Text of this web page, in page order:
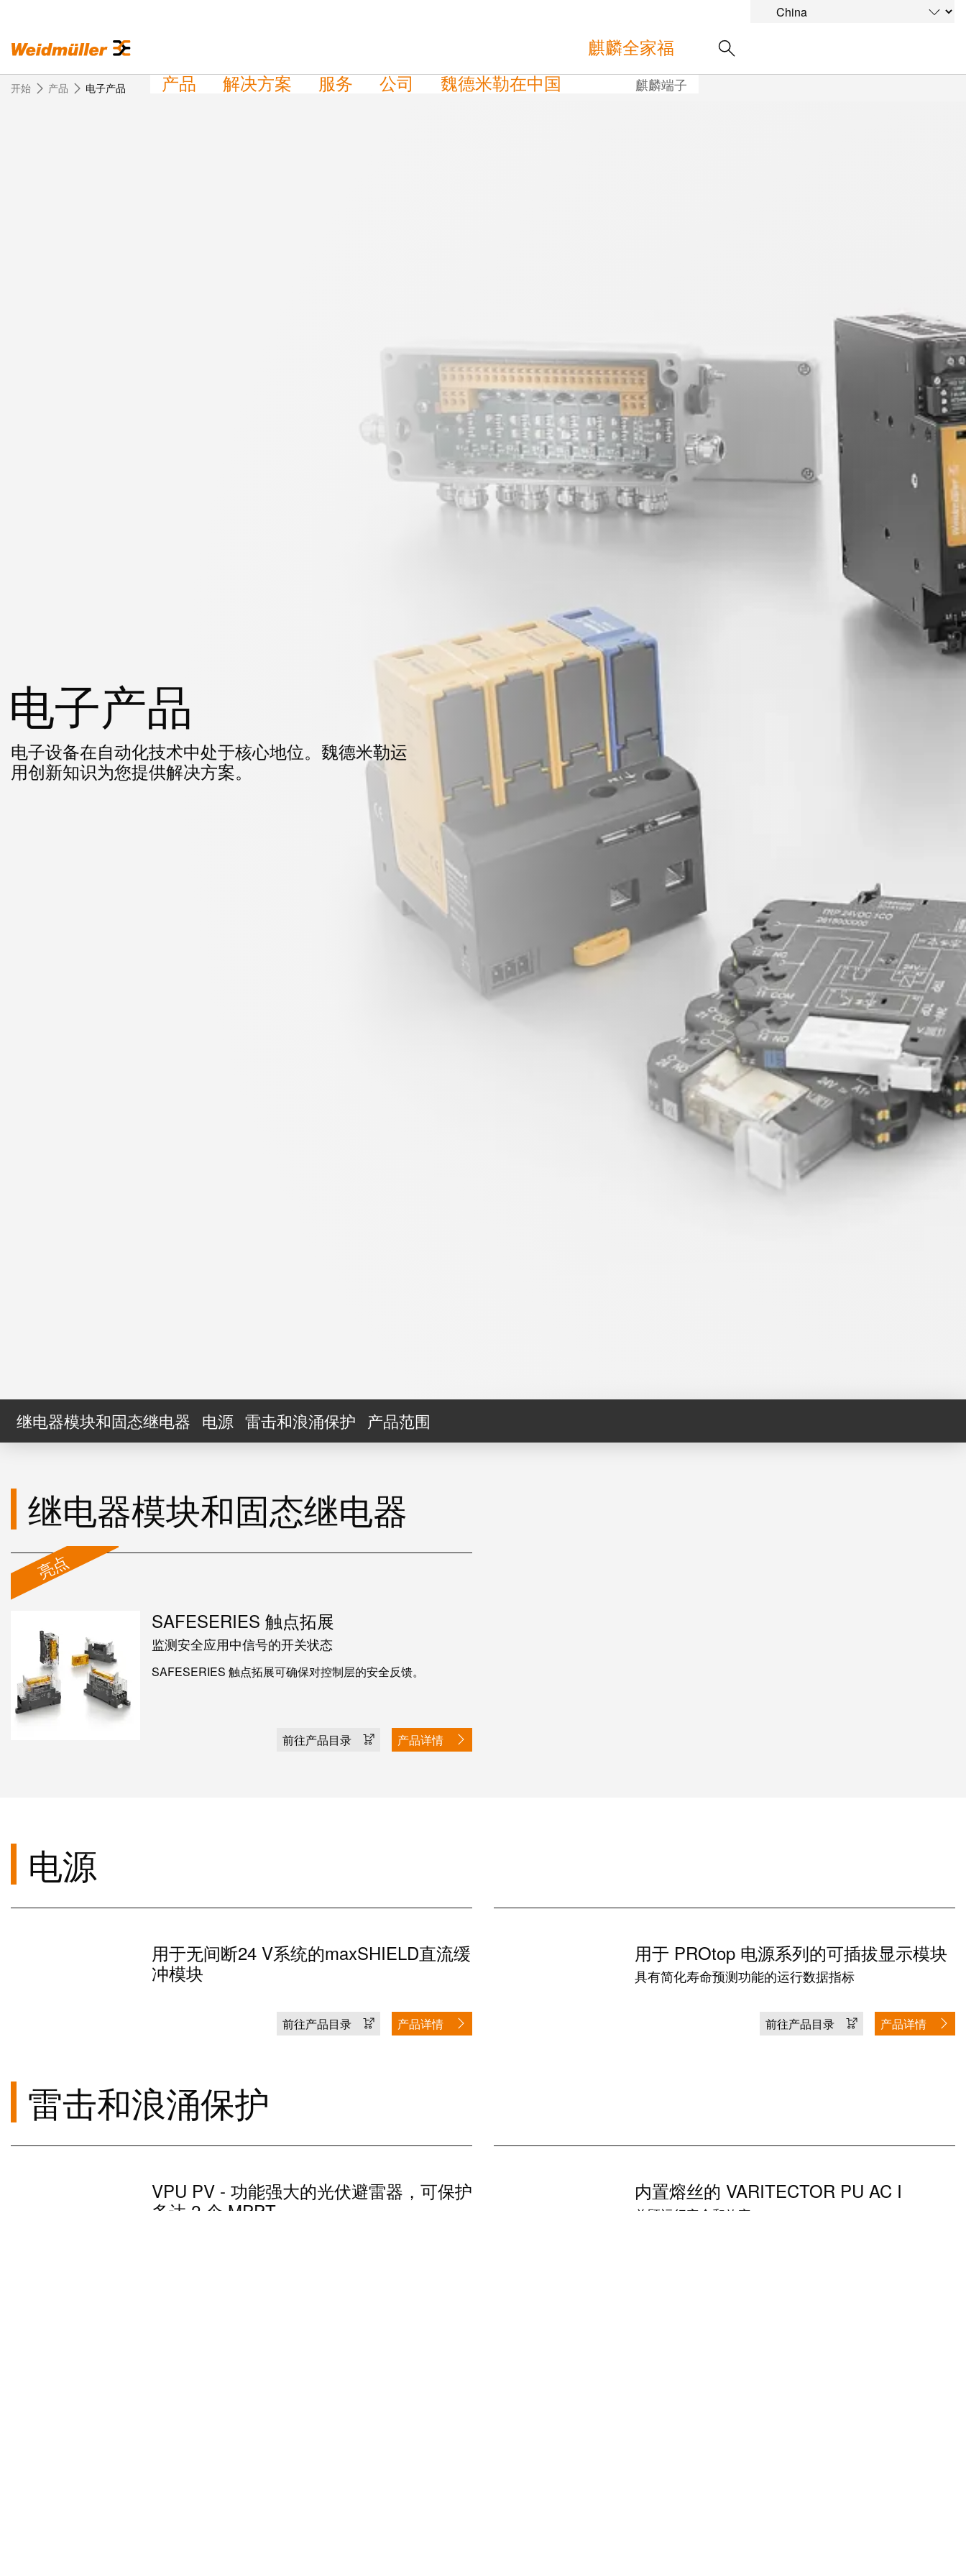
产品 解决方案 服务 公司 魏德米勒在中国
麒麟全家福
麒麟端子
开始 产品 电子产品
电子产品
电子设备在自动化技术中处于核心地位。魏德米勒运
用创新知识为您提供解决方案。
继电器模块和固态继电器 电源 雷击和浪涌保护 产品范围
继电器模块和固态继电器
亮点
SAFESERIES 触点拓展
监测安全应用中信号的开关状态
SAFESERIES 触点拓展可确保对控制层的安全反馈。
前往产品目录 产品详情
电源
用于无间断24 V系统的maxSHIELD直流缓
冲模块
前往产品目录 产品详情
用于 PROtop 电源系列的可插拔显示模块
具有简化寿命预测功能的运行数据指标
前往产品目录 产品详情
雷击和浪涌保护
VPU PV - 功能强大的光伏避雷器，可保护
多达 2 个 MPPT
内置熔丝的 VARITECTOR PU AC I
兼顾运行安全和效率